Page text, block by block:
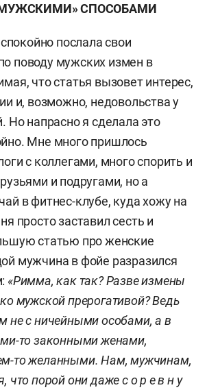
СПОСОБАМИ
послала свои
поводу мужских измен в
что статья вызовет интерес,
и, возможно, недовольства у
Но напрасно я сделала это
Мне много пришлось
с коллегами, много спорить и
и подругами, но а
в фитнес-клубе, куда хожу на
просто заставил сесть и
статью про женские
мужчина в фойе разразился
«Римма, как так? Разве измены
мужской прерогативой? Ведь
не с ничейными особами, а в
то законными женами,
то желанными. Нам, мужчинам,
что порой они даже с о р е в н у